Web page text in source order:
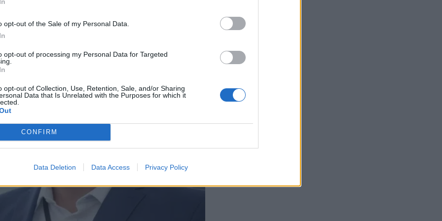
opt-out of the Sale of my Personal Data.
opt-out of processing my Personal Data for Targeted
opt-out of Collection, Use, Retention, Sale, and/or Sharing
Data that Is Unrelated with the Purposes for which it
CONFIRM
Data Deletion Data Access Privacy Policy